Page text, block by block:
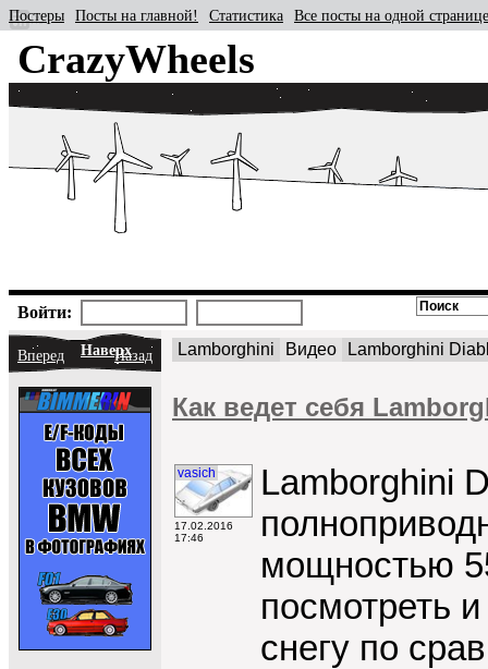
CrazyWheels
Постеры Посты на главной! Статистика Все посты на одной странице
Войти:
Вперед НаверхНазад Lamborghini Видео Lamborghini
Как ведет себя
vasich
17.02.2016
17:46
Lamborghini
мощностью
посмотреть
снегу по